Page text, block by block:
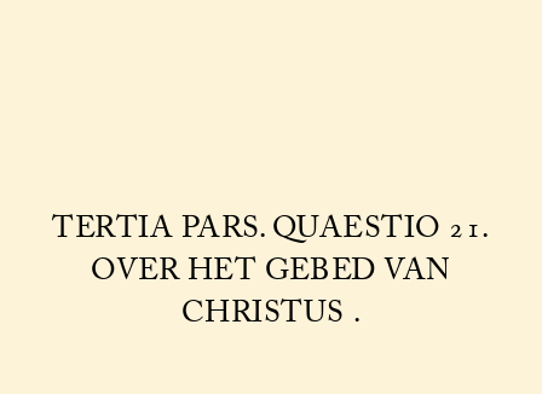
TERTIA PARS. QUAESTIO 21.
OVER HET GEBED VAN
CHRISTUS .